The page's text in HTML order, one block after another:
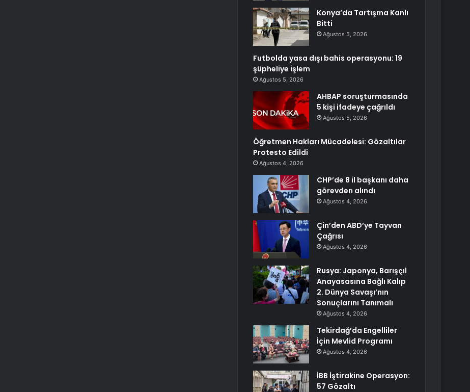
Konya’da Tartışma Kanlı
Bitti
Ağustos 5, 2026
Futbolda yasa dışı bahis operasyonu: 19
şüpheliye işlem
Ağustos 5, 2026
AHBAP soruşturmasında
5 kişi ifadeye çağrıldı
Ağustos 5, 2026
Öğretmen Hakları Mücadelesi: Gözaltılar
Protesto Edildi
Ağustos 4, 2026
CHP’de 8 il başkanı daha
görevden alındı
Ağustos 4, 2026
Çin’den ABD’ye Tayvan
Çağrısı
Ağustos 4, 2026
Rusya: Japonya, Barışçıl
Anayasasına Bağlı Kalıp
2. Dünya Savaşı’nın
Sonuçlarını Tanımalı
Ağustos 4, 2026
Tekirdağ’da Engelliler
İçin Mevlid Programı
Ağustos 4, 2026
İBB İştirakine Operasyon:
57 Gözaltı